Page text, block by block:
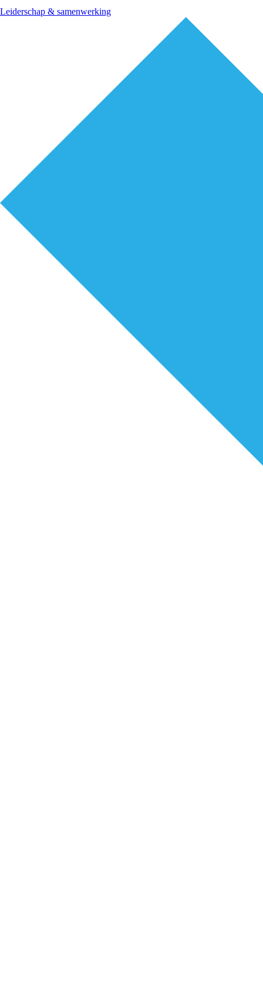
Leiderschap & samenwerking